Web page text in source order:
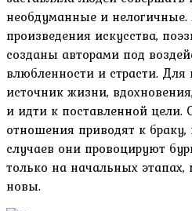
необдуманные и
произведения искусства,
созданы авторами под
влюбленности и страсти.
источник жизни,
и идти к поставленной
отношения приводят к
случаев они провоцируют
только на начальных
новы.